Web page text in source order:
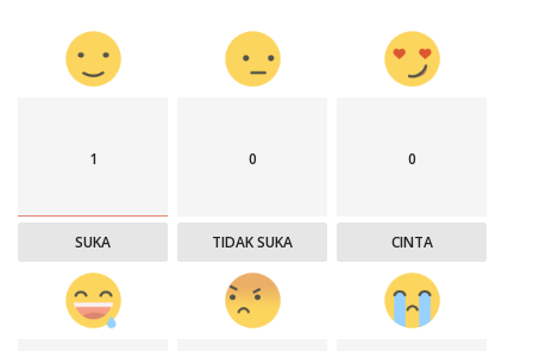
1
SUKA
0
TIDAK SUKA
0
CINTA